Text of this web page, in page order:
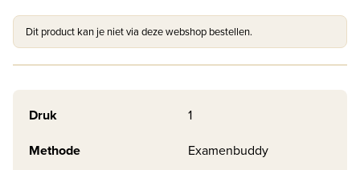
Dit product kan je niet via deze webshop bestellen.
Druk
1
Methode
Examenbuddy